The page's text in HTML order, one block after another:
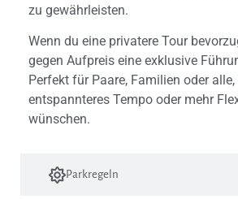
Parkregeln
zu gewährleisten.
Wenn du eine privatere Tour
gegen Aufpreis eine exklusive
Perfekt für Paare, Familien oder alle,
entspannteres Tempo oder mehr
wünschen.